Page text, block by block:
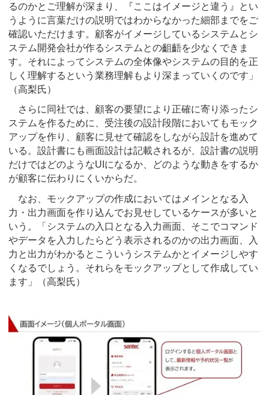
るのかとご理解が深まり、『ここはイメージと違う』とい
うように言葉だけの説明ではわからなかった細部までをご
確認いただけます。顧客がイメージしているシステムとシ
ステム開発会社が作るシステムとの齟齬を少なくできま
す。それによってシステムの全体像やシステムの目的を正
しく理解するという業務理解もより深まっていくのです」
（高梨氏）
さらに同社では、顧客の要望により正確に寄り添ったシ
ステムを作るために、受注後の設計段階においてもモック
アップを作り、顧客に見せて確認をしながら設計を進めて
いる。設計書にも画面設計は記載されるが、設計書の説明
だけではどのようなUIになるか、どのような動きをするか
が顧客に伝わりにくいからだ。
なお、モックアップの作成においてはメインとなる入
力・出力画面を作り込んでお見せしているケースが多いと
いう。「システムの入口となる入力画面、そこでコマンド
やデータを入力したらどう表示されるのかの出力画面、入
力と出力がわかるとこういうシステムかとイメージしやす
くなるでしょう。それらをモックアップとして作成してい
ます」（高梨氏）